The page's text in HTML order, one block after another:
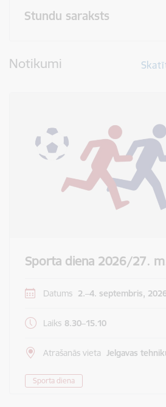
Stundu saraksts
Notikumi
Sporta diena 2026/27.
Datums 2.–4. septembris,
Laiks 8.30–15.10
Atrašanās vieta Jelgavas
Sporta diena